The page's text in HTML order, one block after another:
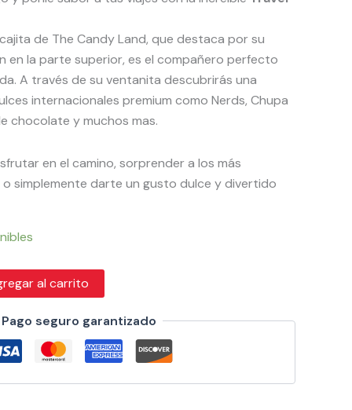
de The Candy Land, que destaca por su
en la parte superior, es el compañero perfecto
A través de su ventanita descubrirás una
internacionales premium como Nerds, Chupa
chocolate y muchos mas.
en el camino, sorprender a los más
simplemente darte un gusto dulce y divertido
al carrito
Pago seguro garantizado